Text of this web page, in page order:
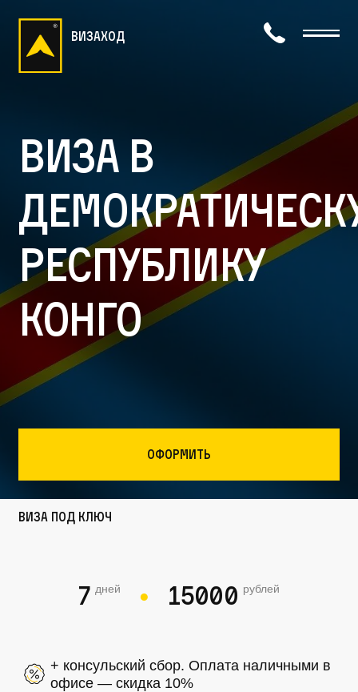
визаход
Виза в
Республику
Конго
Оформить
Виза под ключ
7 дней ● 15000 рублей
+ консульский сбор. Оплата наличными в
офисе — скидка 10%